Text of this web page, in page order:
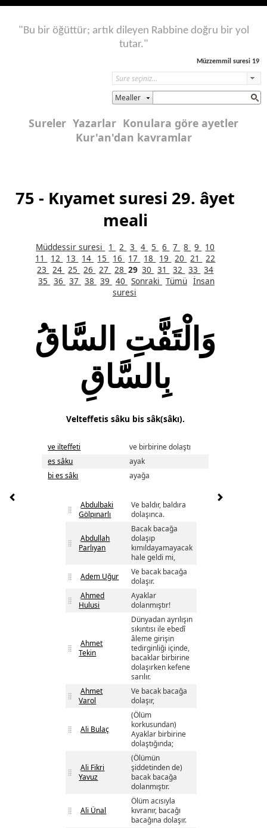
"Bu bir öğüttür; artık dileyen Rabbine doğru bir yol
tutar."
Müzzemmil suresi 19
Mealler
Sureler Yazarlar Konulara göre ayetler
Kur'an'dan kavramlar
75 - Kıyamet suresi 29. âyet
meali
Müddessir suresi 1 2 3 4 5 6 7 8 9
10
11
12 13 14 15 16 17 18 19 20 21
22
23
24 25 26 27 28 29 30 31 32 33
34
35 36 37 38 39 40 Sonraki Tümü İnsan
suresi
وَالْتَفَّتِ السَّاقُ
بِالسَّاقِ
Velteffetis sâku bis sâk(sâkı).
ve ilteffeti
ve birbirine dolaştı
es sâku
ayak
bi es sâkı
ayağa
Abdulbaki
Gölpınarlı
Ve baldır, baldıra
dolaşınca.
Abdullah
Parlıyan
Bacak bacağa
dolaşıp
kımıldayamayacak
hale geldi mi,
Adem Uğur
Ve bacak bacağa
dolaşır.
Ahmed
Hulusi
Ayaklar
dolanmıştır!
Ahmet
Tekin
Dünyadan ayrılışın
sıkıntısı ile ebedî
âleme girişin
tedirginliği içinde,
bacaklar birbirine
dolaşırken kefene
sarılır.
Ahmet
Varol
Ve bacak bacağa
dolaşır,
Ali Bulaç
(Ölüm
korkusundan)
Ayaklar birbirine
dolaştığında;
Ali Fikri
Yavuz
(Ölümün
şiddetinden de)
bacak bacağa
dolanmıştır.
Ali Ünal
Ölüm acısıyla
kıvranır, bacağı
bacağına dolaşır.